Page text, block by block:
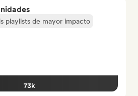
playlists de mayor impacto
73k